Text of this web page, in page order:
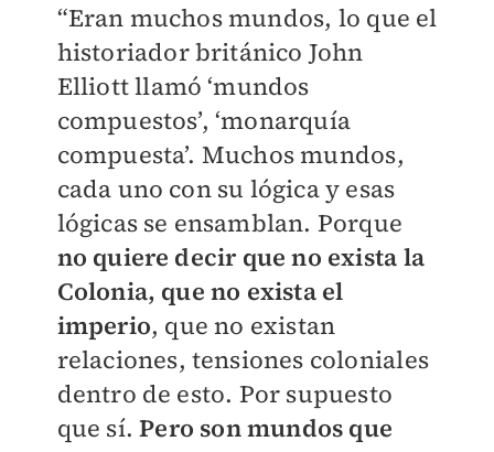
“Eran muchos mundos, lo que el
historiador británico John
Elliott llamó ‘mundos
compuestos’, ‘monarquía
compuesta’. Muchos mundos,
cada uno con su lógica y esas
lógicas se ensamblan. Porque
no quiere decir que no exista la
Colonia, que no exista el
imperio, que no existan
relaciones, tensiones coloniales
dentro de esto. Por supuesto
que sí.Pero son mundos que